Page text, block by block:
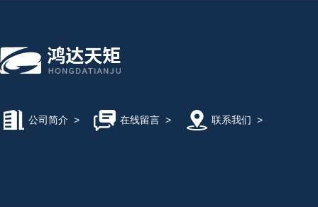
公司简介 > 在线留言> 联系我们 >